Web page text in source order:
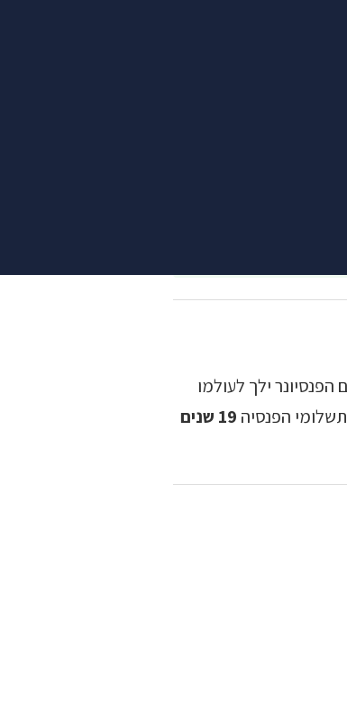
— במדריך
הפנסיונר ילך לעולמו
הפנסיה 19 שנים